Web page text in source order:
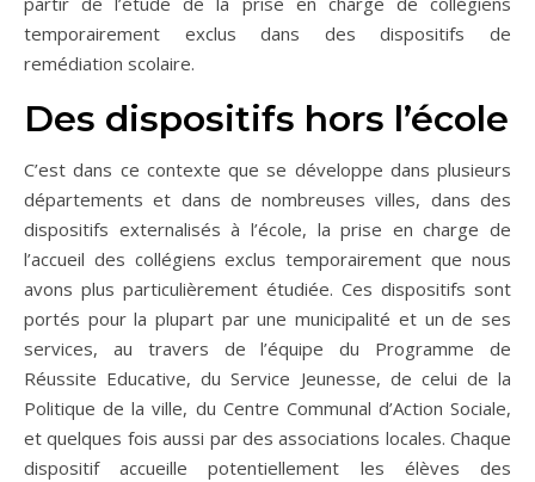
temporairement exclus dans des dispositifs de
remédiation scolaire.
Des dispositifs hors l’école
C’est dans ce contexte que se développe dans plusieurs
départements et dans de nombreuses villes, dans des
dispositifs externalisés à l’école, la prise en charge de
l’accueil des collégiens exclus temporairement que nous
avons plus particulièrement étudiée. Ces dispositifs sont
portés pour la plupart par une municipalité et un de ses
services, au travers de l’équipe du Programme de
Réussite Educative, du Service Jeunesse, de celui de la
Politique de la ville, du Centre Communal d’Action Sociale,
et quelques fois aussi par des associations locales. Chaque
dispositif accueille potentiellement les élèves des